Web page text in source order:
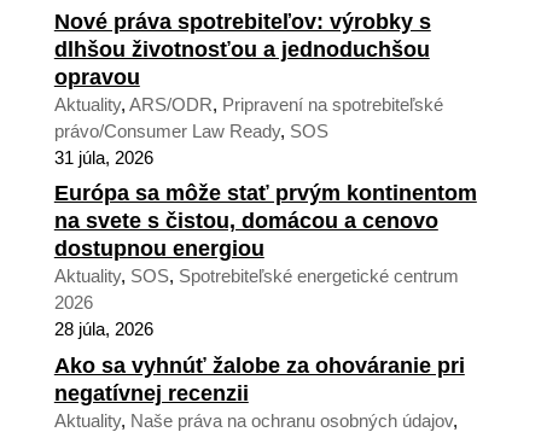
Nové práva spotrebiteľov: výrobky s
dlhšou životnosťou a jednoduchšou
opravou
Aktuality, ARS/ODR, Pripravení na spotrebiteľské
právo/Consumer Law Ready, SOS
31 júla, 2026
Európa sa môže stať prvým kontinentom
na svete s čistou, domácou a cenovo
dostupnou energiou
Aktuality, SOS, Spotrebiteľské energetické centrum
2026
28 júla, 2026
Ako sa vyhnúť žalobe za ohováranie pri
negatívnej recenzii
Aktuality, Naše práva na ochranu osobných údajov,